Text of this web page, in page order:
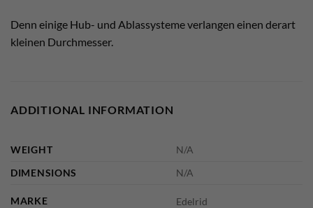
Denn einige Hub- und Ablassysteme verlangen einen derart
kleinen Durchmesser.
ADDITIONAL INFORMATION
WEIGHT
N/A
DIMENSIONS
N/A
MARKE Edelrid